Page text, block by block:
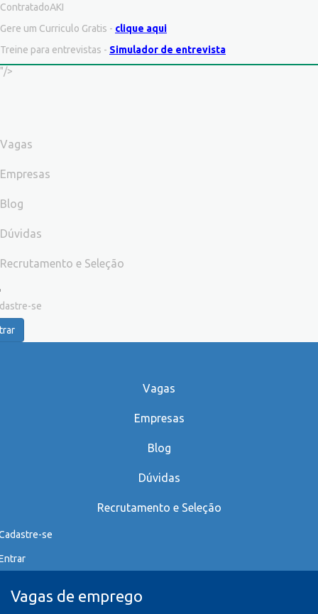
ContratadoAKI
Gere um Curriculo Gratis - clique aqui
Treine para entrevistas - Simulador de entrevista
"/>
Vagas
Empresas
Blog
Dúvidas
Recrutamento e Seleção
se
Vagas
Empresas
Blog
Dúvidas
Recrutamento e Seleção
se
Vagas de emprego